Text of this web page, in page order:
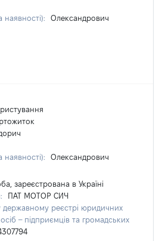
наявності):
Олександрович
наявності):
Олександрович
зареєстрована в Україні
ПАТ МОТОР СИЧ
державному реєстрі юридичних
– підприємців та громадських